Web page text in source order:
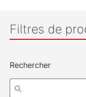
Filtres de
Rechercher